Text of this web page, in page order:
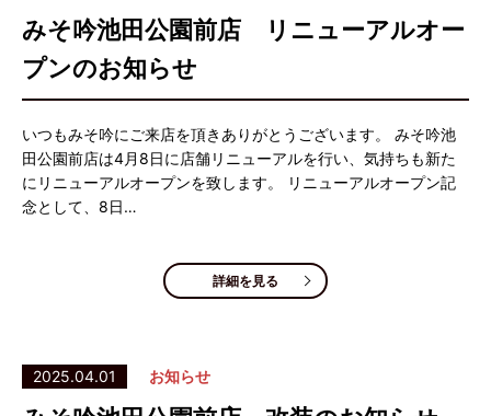
みそ吟池田公園前店 リニューアルオー
プンのお知らせ
いつもみそ吟にご来店を頂きありがとうございます。 みそ吟池
田公園前店は4月8日に店舗リニューアルを行い、気持ちも新た
にリニューアルオープンを致します。 リニューアルオープン記
念として、8日…
詳細を見る
2025.04.01 お知らせ